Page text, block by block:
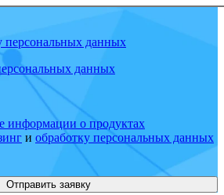
персональных данных
данных
информации о продуктах
и обработку персональных данных